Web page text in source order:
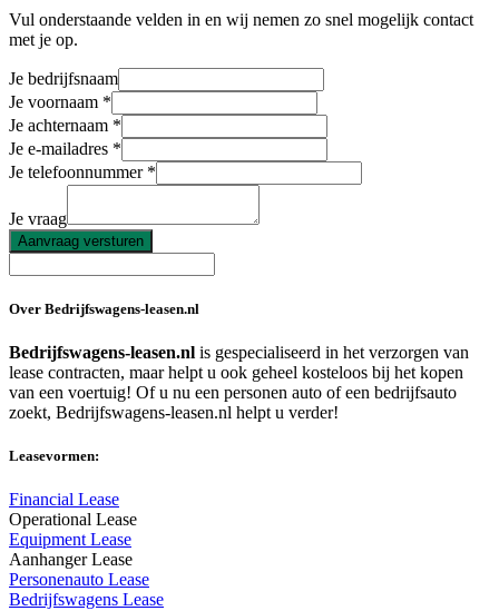
Vul onderstaande velden in en wij nemen zo snel mogelijk contact
met je op.
Je bedrijfsnaam
Je voornaam
Je achternaam
Je e-mailadres
Je telefoonnummer
Je vraag
Aanvraag versturen
Over Bedrijfswagens-leasen.nl
Bedrijfswagens-leasen.nl is gespecialiseerd in het verzorgen van
lease contracten, maar helpt u ook geheel kosteloos bij het kopen
van een voertuig! Of u nu een personen auto of een bedrijfsauto
zoekt, Bedrijfswagens-leasen.nl helpt u verder!
Leasevormen:
Financial Lease
Operational Lease
Equipment Lease
Aanhanger Lease
Personenauto Lease
Bedrijfswagens Lease